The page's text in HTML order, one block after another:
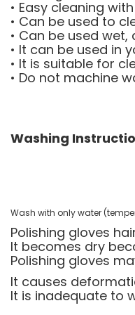
• Easy cleaning
• Can be used to
• Can be used wet,
• It can be used in
• It is suitable for
• Do not machine
Washing
Wash with only water
Polishing gloves
It becomes dry
Polishing gloves
It causes
It is inadequate to